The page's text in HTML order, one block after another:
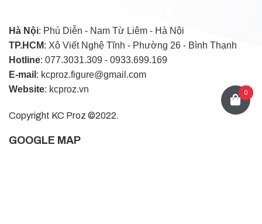
Hà Nội: Phú Diễn - Nam Từ Liêm - Hà Nội
TP.HCM: Xô Viết Nghệ Tĩnh - Phường 26 - Bình Thạnh
Hotline: 077.3031.309 - 0933.699.169
E-mail : kcproz.figure@gmail.com
Website: kcproz.vn
Copyright KC Proz ©2022.
GOOGLE MAP
0